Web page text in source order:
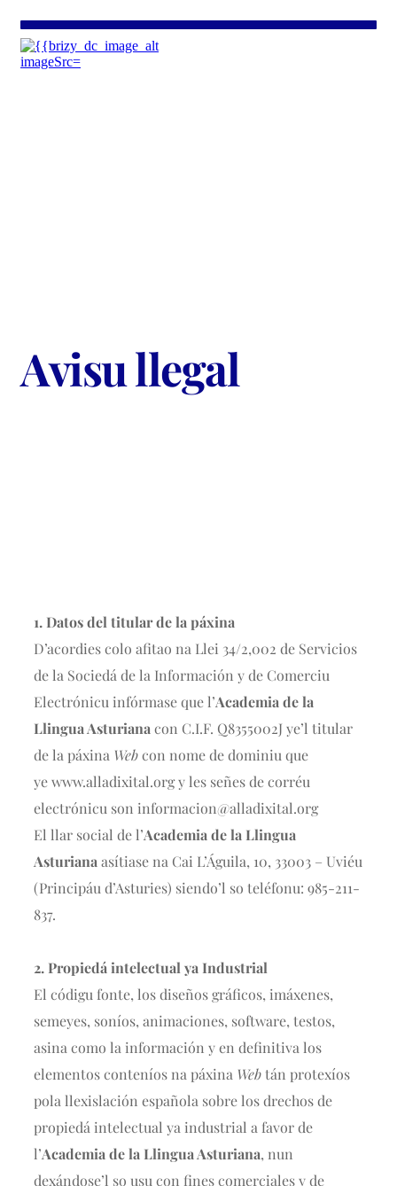
Avisu llegal
1. Datos del titular de la páxina
D’acordies colo afitao na Llei 34/2,002 de Servicios
de la Sociedá de la Información y de Comerciu
Electrónicu infórmase que l’Academia de la
Llingua Asturiana con C.I.F. Q8355002J ye’l titular
de la páxina Webcon nome de dominiu que
ye www.alladixital.org y les señes de corréu
electrónicu son informacion@alladixital.org
El llar social de l’Academia de la Llingua
Asturiana asítiase na Cai L’Águila, 10, 33003 – Uviéu
(Principáu d’Asturies) siendo’l so teléfonu: 985-211-
837.
2. Propiedá intelectual ya Industrial
El códigu fonte, los diseños gráficos, imáxenes,
semeyes, soníos, animaciones, software, testos,
asina como la información y en definitiva los
elementos conteníos na páxina Webtán protexíos
pola llexislación española sobre los drechos de
propiedá intelectual ya industrial a favor de
l’Academia de la Llingua Asturiana, nun
dexándose’l so usu con fines comerciales y de